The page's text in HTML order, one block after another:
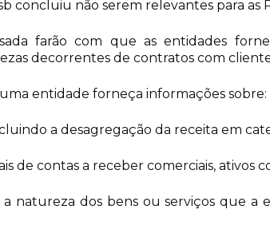
concluiu não serem relevantes para as
farão com que as entidades
decorrentes de contratos com
entidade forneça informações sobre:
a desagregação da receita em
de contas a receber comerciais, ativos
natureza dos bens ou serviços que